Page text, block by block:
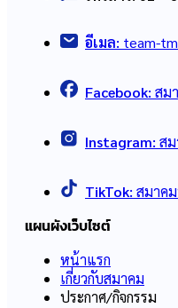
อีเมล: team-
Facebook: สม
Instagram: ส
TikTok: สมาค
แผนผังเว็บไซต์
หน้าแรก
เกี่ยวกับสมาคม
ประกาศ/กิจกรรม